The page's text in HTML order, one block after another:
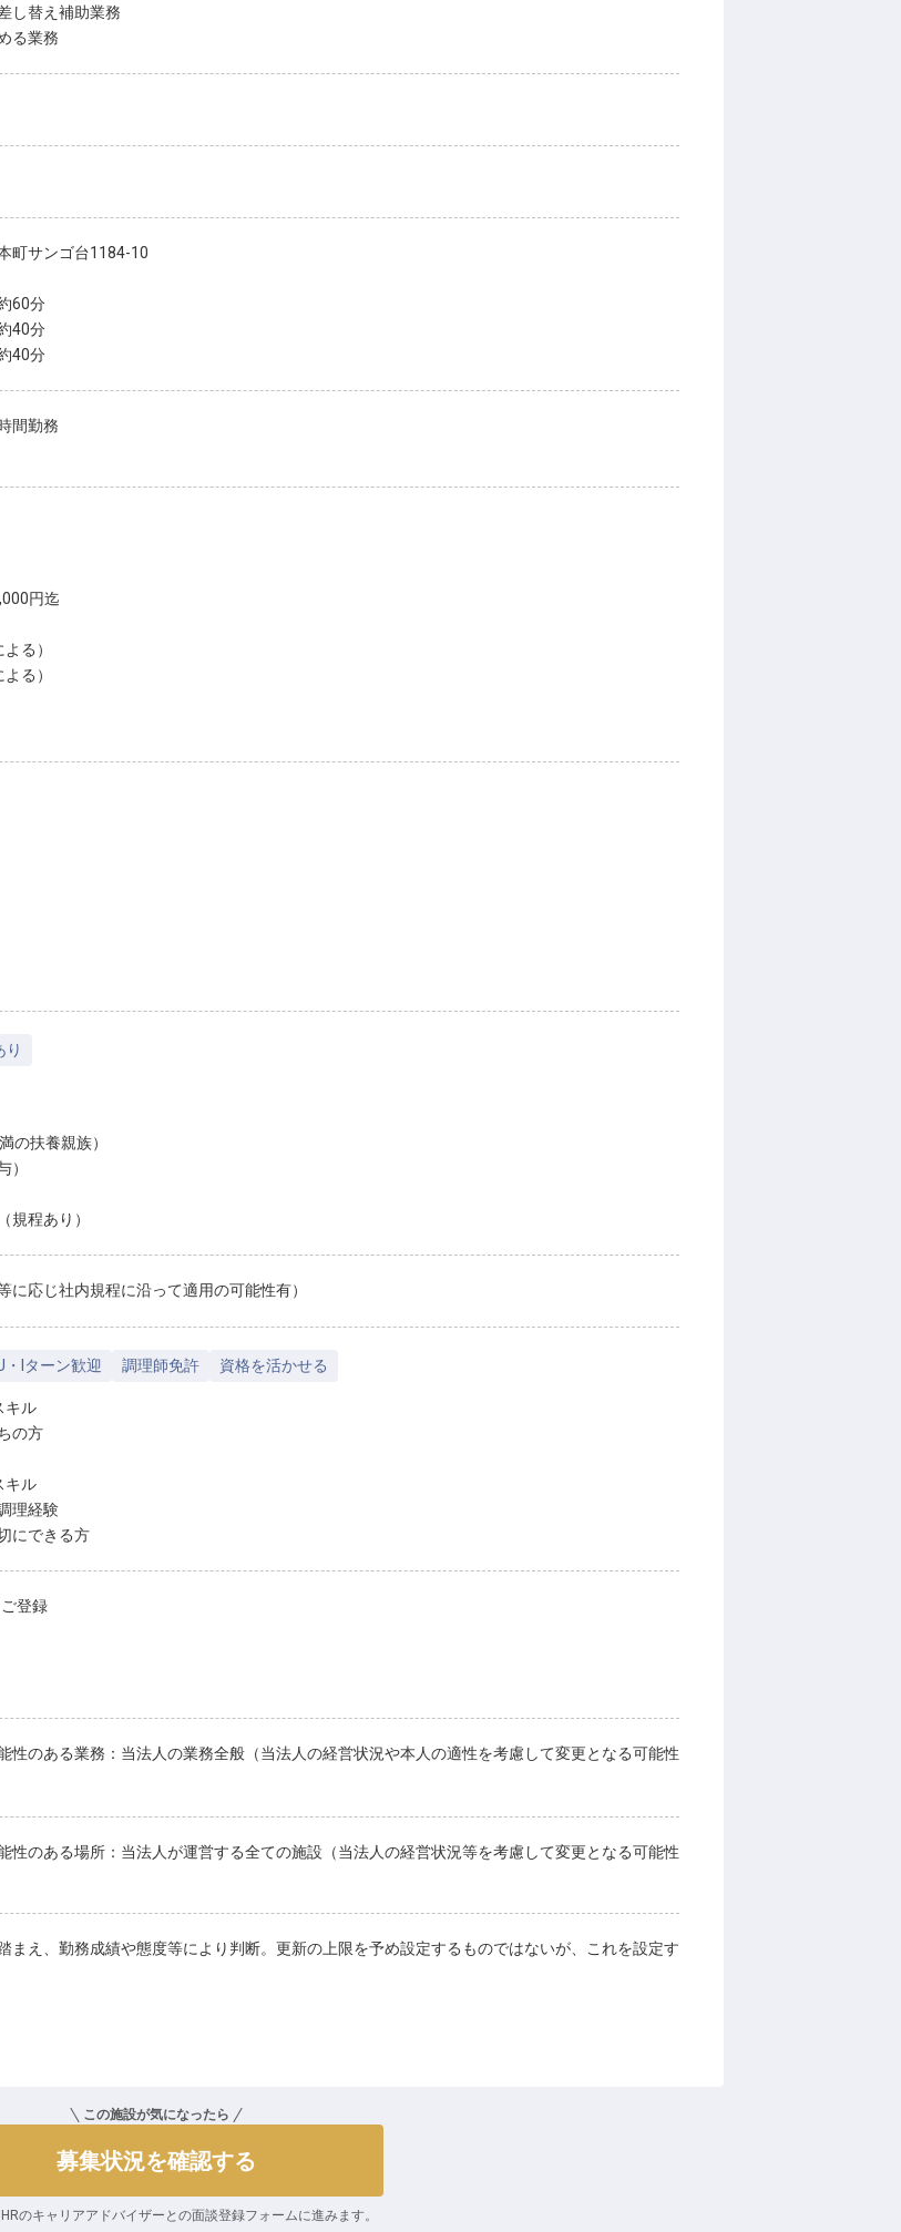
し替え補助業務
る業務
町サンゴ台1184-10
60分
40分
40分
間勤務
円迄
る）
る）
り
の扶養親族）
）
規程あり）
に応じ社内規程に沿って適用の可能性有）
・Iターン歓迎 調理師免許 資格を活かせる
キル
の方
キル
理経験
にできる方
登録
性のある業務：当法人の業務全般（当法人の経営状況や本人の適性を考慮して変更となる可能性
性のある場所：当法人が運営する全ての施設（当法人の経営状況等を考慮して変更となる可能性
まえ、勤務成績や態度等により判断。更新の上限を予め設定するものではないが、これを設定す
この施設が気になったら
募集状況を確認する
のキャリアアドバイザーとの面談登録フォームに進みます。